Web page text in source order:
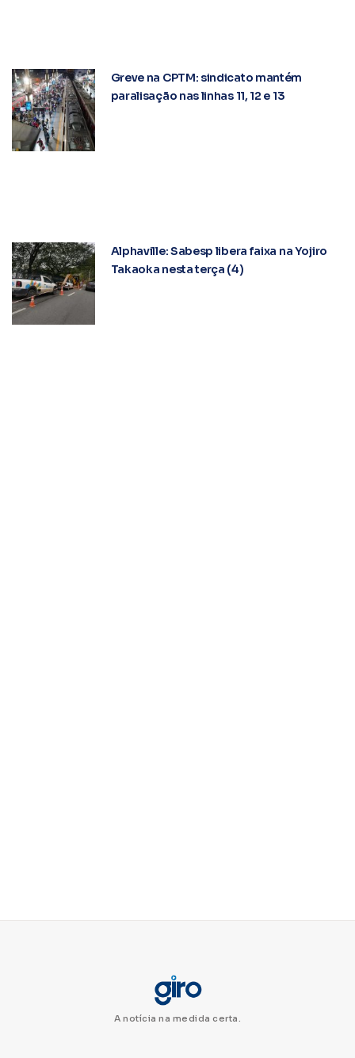
Greve na CPTM: sindicato mantém
paralisação nas linhas 11, 12 e 13
Alphaville: Sabesp libera faixa na Yojiro
Takaoka nesta terça (4)
A notícia na medida certa.